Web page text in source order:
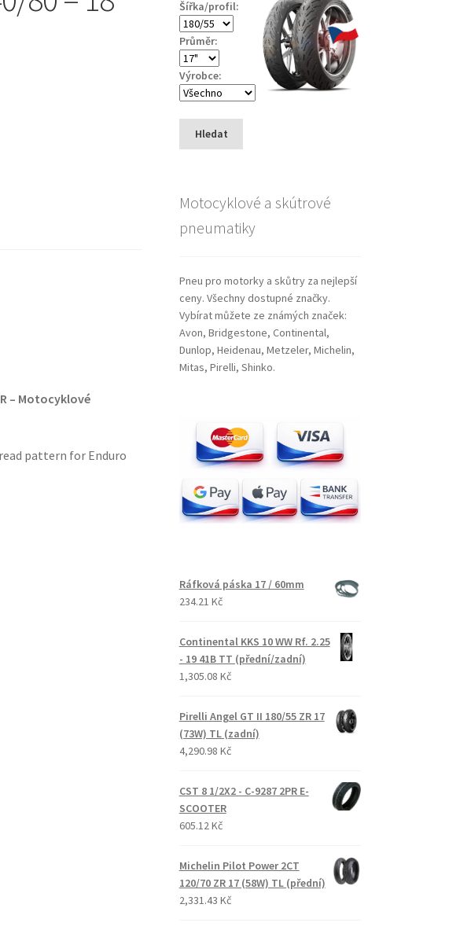
R – Motocyklové
pattern for Enduro
Šířka/profil:
Průměr:
Výrobce:
Hledat
Motocyklové a skútrové
pneumatiky
Pneu pro motorky a skůtry za nejlepší
ceny. Všechny dostupné značky.
Vybírat můžete ze známých značek:
Avon, Bridgestone, Continental,
Dunlop, Heidenau, Metzeler, Michelin,
Mitas, Pirelli, Shinko.
Ráfková páska 17 / 60mm
234.21 Kč
Continental KKS 10 WW Rf. 2.25
- 19 41B TT (přední/zadní)
1,305.08 Kč
Pirelli Angel GT II 180/55 ZR 17
(73W) TL (zadní)
4,290.98 Kč
CST 8 1/2X2 - C-9287 2PR E-
SCOOTER
605.12 Kč
Michelin Pilot Power 2CT
120/70 ZR 17 (58W) TL (přední)
2,331.43 Kč